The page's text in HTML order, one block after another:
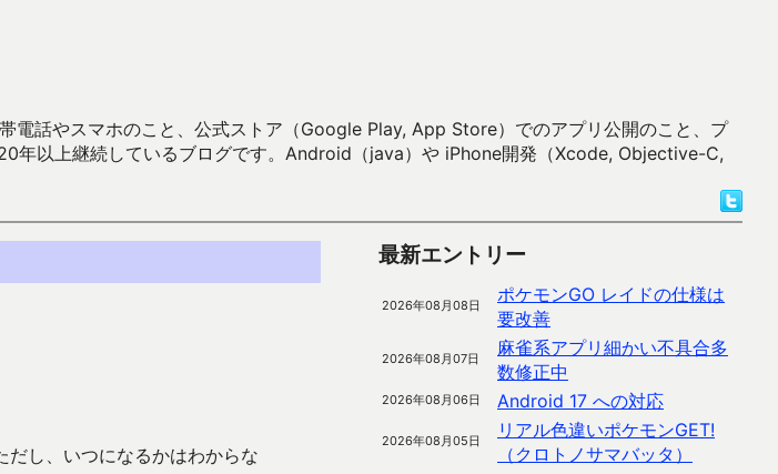
話やスマホのこと、公式ストア（Google Play, App Store）でのアプリ公開のこと、プ
年以上継続しているブログです。Android（java）や iPhone開発（Xcode, Objective-C,
し、いつになるかはわからな
最新エントリー
2026年08月08日
ポケモンGO レイドの仕様は
要改善
2026年08月07日
麻雀系アプリ細かい不具合多
数修正中
2026年08月06日 Android 17 への対応
2026年08月05日
リアル色違いポケモンGET!
（クロトノサマバッタ）